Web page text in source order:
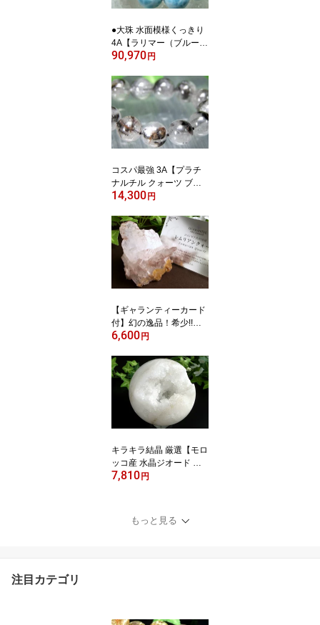
●大珠 水面模様くっきり
4A【ラリマー（ブルーペ
クトライト）ブレスレッ
珠 愛と平和の石 カリブ
の青い奇跡 一点もの【ド
ミニカ共和国産】 パワー
ストーン 天然石
90,970円
コスパ最強 3A【プラチ
ナルチル クォーツ ブレ
スレット】8.5mm-9mm×
してくれる石 1点物【ブ
ラジル産】 パワーストー
ン 天然石
14,300円
【ギャランティーカード
付】幻の逸品！希少!!ほ
んのりピンク 抜群の透明
ファーデンクォーツ】最
大幅 約59mm 重さ 119g
古代の叡智を封じ込めた
水晶 清らかな力をもつ全
能の石 1点物【コロンビ
ア共和国産】
6,600円
キラキラ結晶 厳選【モロ
ッコ産 水晶ジオード 丸
玉 台座付】直径74mm 重
ッコ産】 パワーストーン
天然石
7,810円
もっと見る
注目カテゴリ